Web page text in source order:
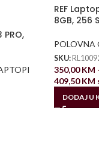
PRO,
REF
8GB, 256
POLOVNA
SKU:
350,00KM
409,50KM
DODAJ U